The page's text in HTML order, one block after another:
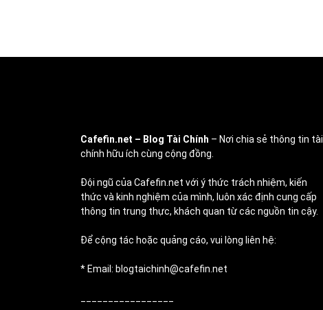
Cafefin.net – Blog Tài Chính – Nơi chia sẻ thông tin tài
chính hữu ích cùng cộng đồng.
Đội ngũ của Cafefin.net với ý thức trách nhiệm, kiến
thức và kinh nghiệm của mình, luôn xác định cung cấp
thông tin trung thực, khách quan từ các nguồn tin cậy.
Để cộng tác hoặc quảng cáo, vui lòng liên hệ:
* Email: blogtaichinh@cafefin.net